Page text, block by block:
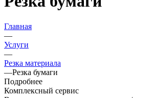
Главная
—
Услуги
—
Резка материала
—Резка бумаги
Подробнее
Комплексный сервис